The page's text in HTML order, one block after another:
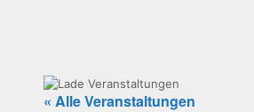
« Alle Veranstaltungen